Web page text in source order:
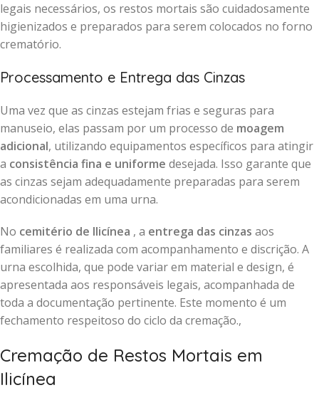
legais necessários, os restos mortais são cuidadosamente
higienizados e preparados para serem colocados no forno
crematório.
Processamento e Entrega das Cinzas
Uma vez que as cinzas estejam frias e seguras para
manuseio, elas passam por um processo de moagem
adicional, utilizando equipamentos específicos para atingir
a consistência fina e uniforme desejada. Isso garante que
as cinzas sejam adequadamente preparadas para serem
acondicionadas em uma urna.
No cemitério de Ilicínea , a entrega das cinzas aos
familiares é realizada com acompanhamento e discrição. A
urna escolhida, que pode variar em material e design, é
apresentada aos responsáveis legais, acompanhada de
toda a documentação pertinente. Este momento é um
fechamento respeitoso do ciclo da cremação.,
Cremação de Restos Mortais em
Ilicínea